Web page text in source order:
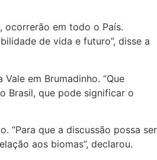
ocorrerão em todo o País.
de vida e futuro”, disse a
em Brumadinho. “Que
Brasil, que pode significar o
“Para que a discussão possa ser
aos biomas”, declarou.